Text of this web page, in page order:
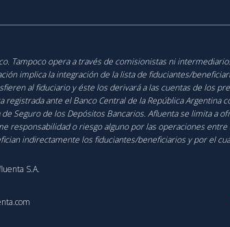
Tampoco opera a través de comisionistas ni
implica la integración de la lista de fiduciantes/
al fiduciario y éste los derivará a las cuentas de los
ante el Banco Central de la República
Seguro de los Depósitos Bancarios. Afluenta se limita
responsabilidad o riesgo alguno por las operaciones
indirectamente los fiduciantes/beneficiarios y por el
S.A.